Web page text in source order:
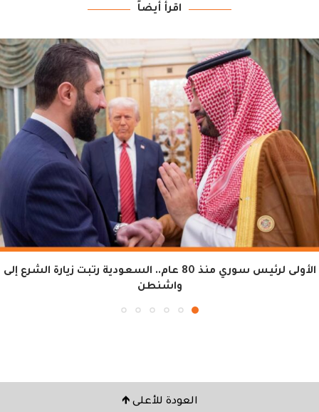
اقرأ أيضاً
الأولى لرئيس سوري منذ 80 عام.. السعودية رتبت زيارة الشرع إلى
واشنطن
العودة للأعلى 🡹